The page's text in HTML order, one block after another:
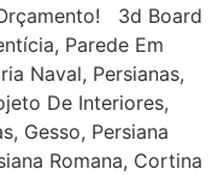
3d Board
Parede Em
Naval, Persianas,
De Interiores,
Gesso, Persiana
Romana, Cortina